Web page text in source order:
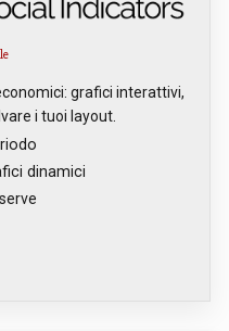
grafici interattivi,
i tuoi layout.
dinamici